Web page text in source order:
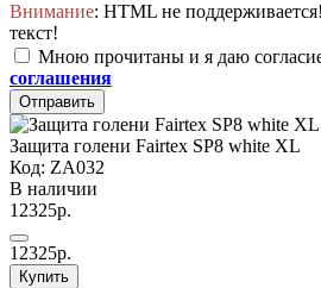
Внимание: HTML не
текст!
Мною прочитаны и я даю
соглашения
Отправить
Защита голени Fairtex SP8 white XL
Код: ZA032
В наличии
12325р.
12325р.
Купить